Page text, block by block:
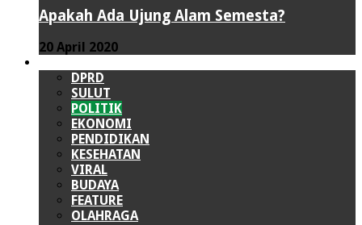
Apakah Ada Ujung Alam Semesta?
20 April 2020
DPRD
SULUT
POLITIK
EKONOMI
PENDIDIKAN
KESEHATAN
VIRAL
BUDAYA
FEATURE
OLAHRAGA